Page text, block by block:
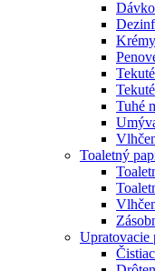
Tuhé
Toaletný
Upratovacie